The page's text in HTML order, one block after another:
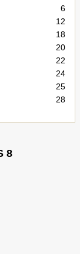
6
12
18
20
22
24
25
28
8